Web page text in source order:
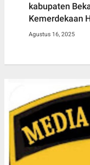
kabupaten
Kemerdekaan
Agustus 16, 2025